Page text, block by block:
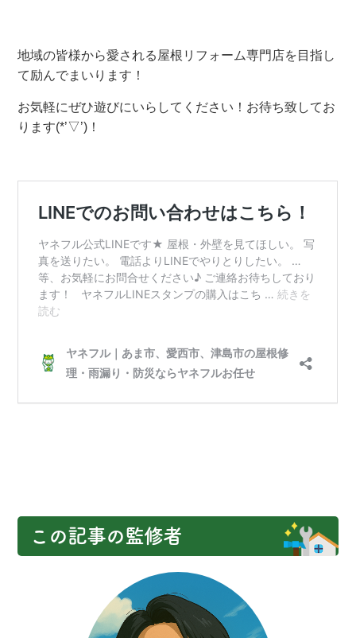
地域の皆様から愛される屋根リフォーム専門店を目指し
て励んでまいります！
お気軽にぜひ遊びにいらしてください！お待ち致してお
ります(*’▽’)！
この記事の監修者